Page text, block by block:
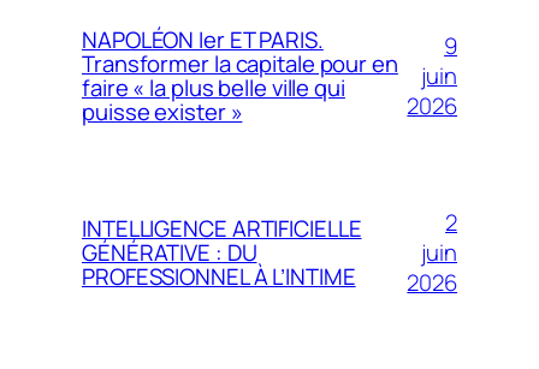
NAPOLÉON Ier ET PARIS.
Transformer la capitale pour en
faire « la plus belle ville qui
puisse exister »
9
juin
2026
INTELLIGENCE ARTIFICIELLE
GÉNÉRATIVE : DU
PROFESSIONNEL À L’INTIME
2
juin
2026